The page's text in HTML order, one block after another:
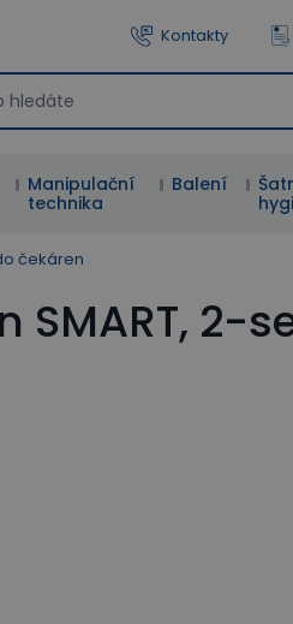
Kontakty
Manipulační
technika
Balení
čekáren
2-